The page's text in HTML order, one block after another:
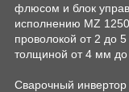
флюсом и блок
исполнению MZ
проволокой от 2 до
толщиной от 4 мм до
Сварочный инвертор